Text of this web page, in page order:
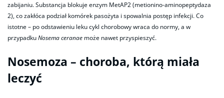
zabijaniu. Substancja blokuje enzym MetAP2 (metionino-aminopeptydaza
2), co zakłóca podział komórek pasożyta i spowalnia postęp infekcji. Co
istotne – po odstawieniu leku cykl chorobowy wraca do normy, a w
przypadkuNosema ceranae może nawet przyspieszyć.
Nosemoza – choroba, którą miała
leczyć